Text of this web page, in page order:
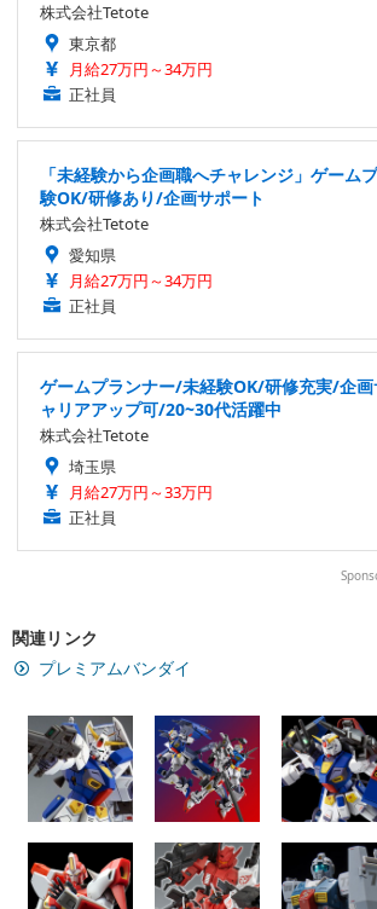
株式会社Tetote
東京都
月給27万円～34万円
正社員
「未経験から企画職へチャレンジ」ゲーム
験OK/研修あり/企画サポート
株式会社Tetote
愛知県
月給27万円～34万円
正社員
ゲームプランナー/未経験OK/研修充実/企
ャリアアップ可/20~30代活躍中
株式会社Tetote
埼玉県
月給27万円～33万円
正社員
関連リンク
プレミアムバンダイ